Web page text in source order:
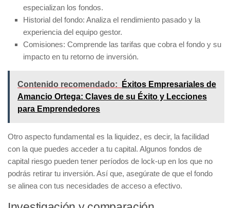
especializan los fondos.
Historial del fondo: Analiza el rendimiento pasado y la
experiencia del equipo gestor.
Comisiones: Comprende las tarifas que cobra el fondo y su
impacto en tu retorno de inversión.
Contenido recomendado:
Éxitos Empresariales de
Amancio Ortega: Claves de su Éxito y Lecciones
para Emprendedores
Otro aspecto fundamental es la liquidez, es decir, la facilidad
con la que puedes acceder a tu capital. Algunos fondos de
capital riesgo pueden tener períodos de lock-up en los que no
podrás retirar tu inversión. Así que, asegúrate de que el fondo
se alinea con tus necesidades de acceso a efectivo.